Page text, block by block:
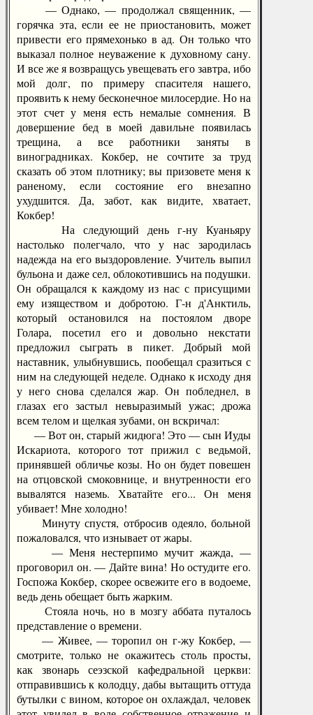
— Однако, — продолжал священник, —
горячка эта, если ее не приостановить, может
привести его прямехонько в ад. Он только что
выказал полное неуважение к духовному сану.
И все же я возвращусь увещевать его завтра, ибо
мой долг, по примеру спасителя нашего,
проявить к нему бесконечное милосердие. Но на
этот счет у меня есть немалые сомнения. В
довершение бед в моей давильне появилась
трещина, а все работники заняты в
виноградниках. Кокбер, не сочтите за труд
сказать об этом плотнику; вы призовете меня к
раненому, если состояние его внезапно
ухудшится. Да, забот, как видите, хватает,
Кокбер!
На следующий день г-ну Куаньяру
настолько полегчало, что у нас зародилась
надежда на его выздоровление. Учитель выпил
бульона и даже сел, облокотившись на подушки.
Он обращался к каждому из нас с присущими
ему изяществом и добротою. Г-н д'Анктиль,
который остановился на постоялом дворе
Голара, посетил его и довольно некстати
предложил сыграть в пикет. Добрый мой
наставник, улыбнувшись, пообещал сразиться с
ним на следующей неделе. Однако к исходу дня
у него снова сделался жар. Он побледнел, в
глазах его застыл невыразимый ужас; дрожа
всем телом и щелкая зубами, он вскричал:
— Вот он, старый жидюга! Это — сын Иуды
Искариота, которого тот прижил с ведьмой,
принявшей обличье козы. Но он будет повешен
на отцовской смоковнице, и внутренности его
вывалятся наземь. Хватайте его... Он меня
убивает! Мне холодно!
Минуту спустя, отбросив одеяло, больной
пожаловался, что изнывает от жары.
— Меня нестерпимо мучит жажда, —
проговорил он. — Дайте вина! Но остудите его.
Госпожа Кокбер, скорее освежите его в водоеме,
ведь день обещает быть жарким.
Стояла ночь, но в мозгу аббата путалось
представление о времени.
— Живее, — торопил он г-жу Кокбер, —
смотрите, только не окажитесь столь просты,
как звонарь сеэзской кафедральной церкви:
отправившись к колодцу, дабы вытащить оттуда
бутылки с вином, которое он охлаждал, человек